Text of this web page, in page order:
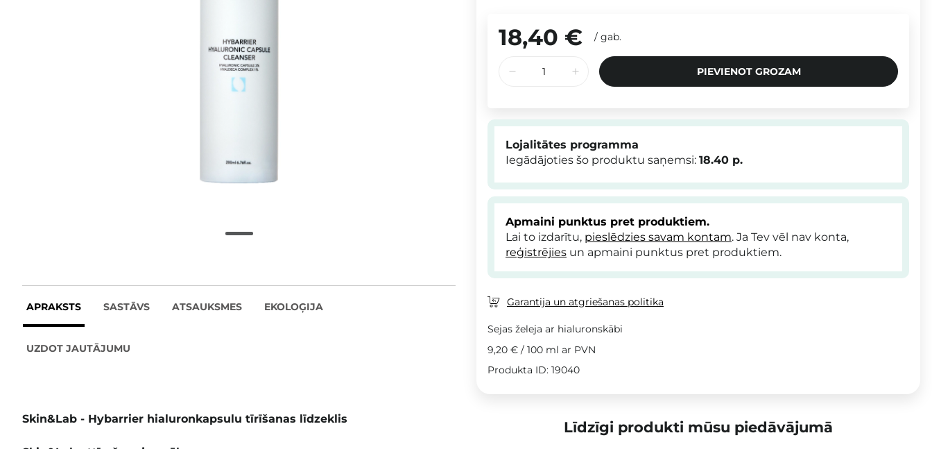
APRAKSTS SASTĀVS ATSAUKSMES EKOLOĢIJA
UZDOT JAUTĀJUMU
Skin&Lab - Hybarrier hialuronkapsulu tīrīšanas līdzeklis
18,40 € / gab.
PIEVIENOT GROZAM
Lojalitātes programma
Iegādājoties šo produktu saņemsi: 18.40 p.
Apmaini punktus pret produktiem.
Lai to izdarītu, pieslēdzies savam kontam. Ja Tev vēl nav konta,
reģistrējies un apmaini punktus pret produktiem.
Garantija un atgriešanas politika
Sejas želeja ar hialuronskābi
9,20 € / 100 ml ar PVN
Produkta ID: 19040
Līdzīgi produkti mūsu piedāvājumā